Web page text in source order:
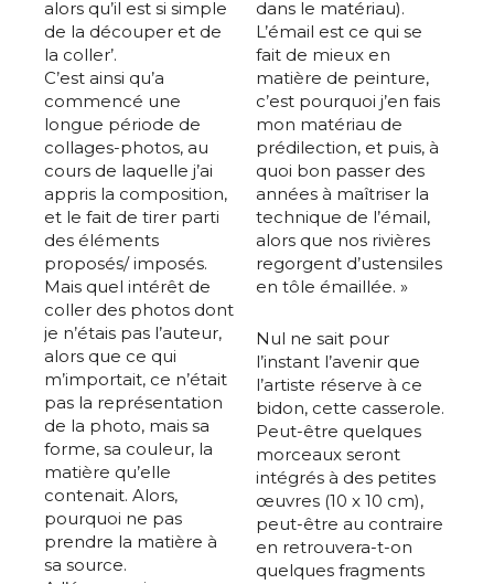
alors qu’il est si simple
de la découper et de
la coller’.
C’est ainsi qu’a
commencé une
longue période de
collages-photos, au
cours de laquelle j’ai
appris la composition,
et le fait de tirer parti
des éléments
proposés/ imposés.
Mais quel intérêt de
coller des photos dont
je n’étais pas l’auteur,
alors que ce qui
m’importait, ce n’était
pas la représentation
de la photo, mais sa
forme, sa couleur, la
matière qu’elle
contenait. Alors,
pourquoi ne pas
prendre la matière à
sa source.
dans le matériau).
L’émail est ce qui se
fait de mieux en
matière de peinture,
c’est pourquoi j’en fais
mon matériau de
prédilection, et puis, à
quoi bon passer des
années à maîtriser la
technique de l’émail,
alors que nos rivières
regorgent d’ustensiles
en tôle émaillée. »
Nul ne sait pour
l’instant l’avenir que
l’artiste réserve à ce
bidon, cette casserole.
Peut-être quelques
morceaux seront
intégrés à des petites
œuvres (10 x 10 cm),
peut-être au contraire
en retrouvera-t-on
quelques fragments